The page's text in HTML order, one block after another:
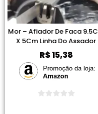
Mor – Afiador De Faca
X 5Cm Linha Do Assador
R$15,38